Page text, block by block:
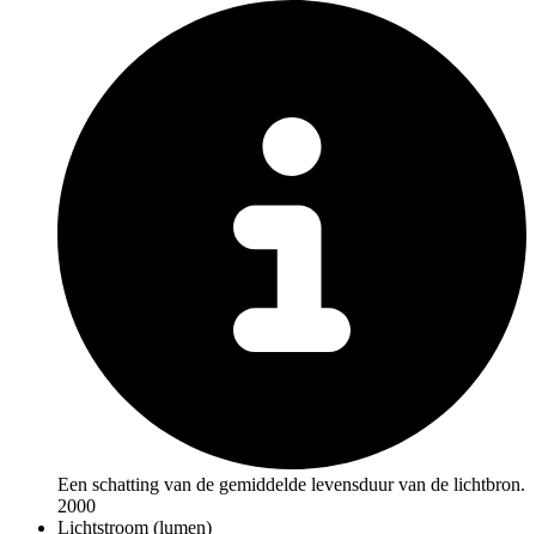
Een schatting van de gemiddelde levensduur van de lichtbron.
2000
Lichtstroom (lumen)